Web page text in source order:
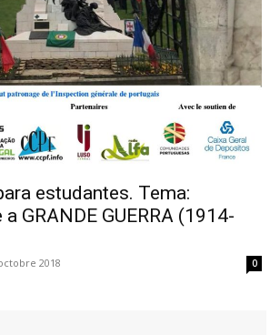
estudantes. Tema:
a GRANDE GUERRA (1914-
2018 0